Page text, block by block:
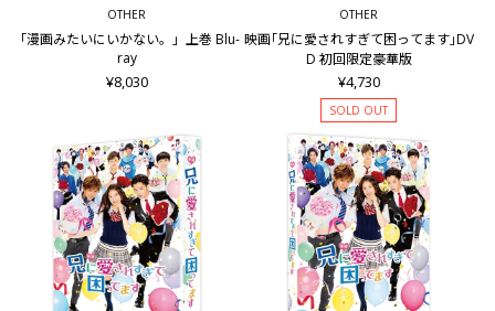
OTHER
「漫画みたいにいかない。」上巻 Blu-
ray
¥8,030
OTHER
映画｢兄に愛されすぎて困ってます｣DV
D 初回限定豪華版
¥4,730
SOLD OUT